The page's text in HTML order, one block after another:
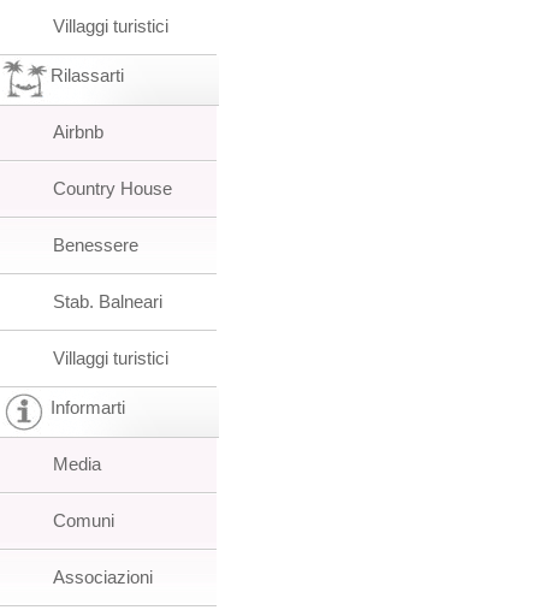
Villaggi turistici
Rilassarti
Airbnb
Country House
Benessere
Stab. Balneari
Villaggi turistici
Informarti
Media
Comuni
Associazioni